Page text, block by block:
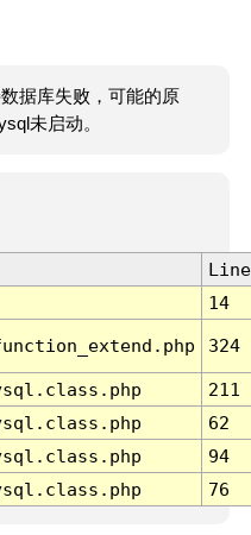
据库失败，可能的原
未启动。
Line
14
324
211
62
94
76